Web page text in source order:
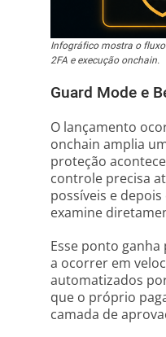
Infográfico mostra o
2FA e execução onchain.
Guard Mode e
O lançamento
onchain amplia
proteção
controle precisa
possíveis e
examine
Esse ponto
a ocorrer em
automatizados
que o próprio
camada de